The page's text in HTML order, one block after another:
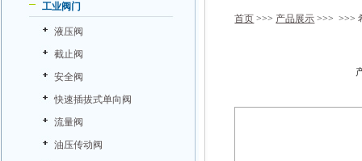
工业阀门
液压阀
截止阀
安全阀
快速插拔式单向阀
流量阀
油压传动阀
首页 >>> 产品展示 >>> >>>